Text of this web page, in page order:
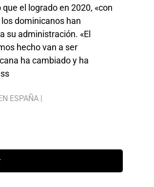
el logrado en 2020, «con
dominicanos han
su administración. «El
hecho van a ser
ha cambiado y ha
ESPAÑA |